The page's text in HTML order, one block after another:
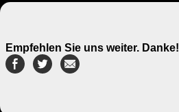
Empfehlen Sie uns weiter. Danke!